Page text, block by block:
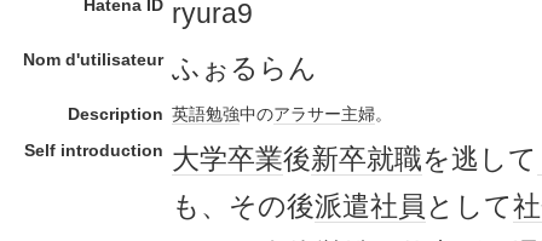
Hatena ID ryura9
Nom d'utilisateur ふぉるらん
Description 英語勉強中のアラサー主婦。
Self introduction 大学卒業後新卒就職を逃して
も、その後派遣社員 として